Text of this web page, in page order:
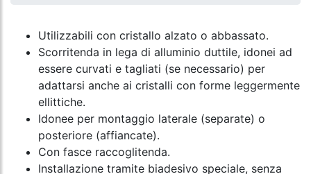
Utilizzabili con cristallo alzato o abbassato.
Scorritenda in lega di alluminio duttile, idonei ad
essere curvati e tagliati (se necessario) per
adattarsi anche ai cristalli con forme leggermente
ellittiche.
Idonee per montaggio laterale (separate) o
posteriore (affiancate).
Con fasce raccoglitenda.
Installazione tramite biadesivo speciale, senza